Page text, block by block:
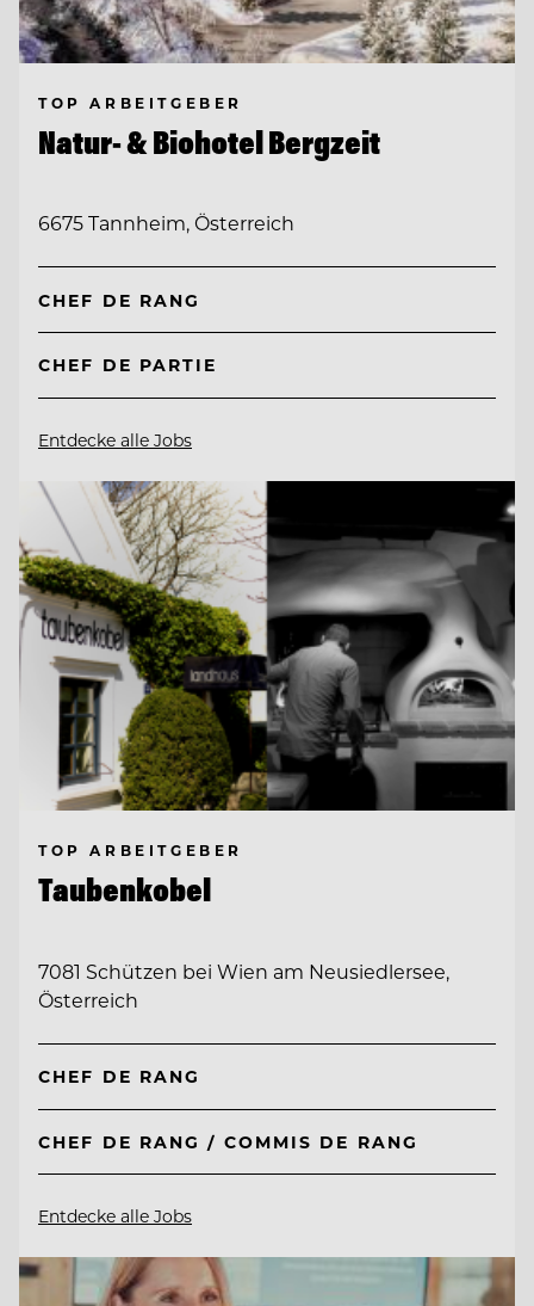
TOP ARBEITGEBER
Natur- & Biohotel Bergzeit
6675 Tannheim, Österreich
CHEF DE RANG
CHEF DE PARTIE
Entdecke alle Jobs
TOP ARBEITGEBER
Taubenkobel
7081 Schützen bei Wien am Neusiedlersee,
Österreich
CHEF DE RANG
CHEF DE RANG / COMMIS DE RANG
Entdecke alle Jobs